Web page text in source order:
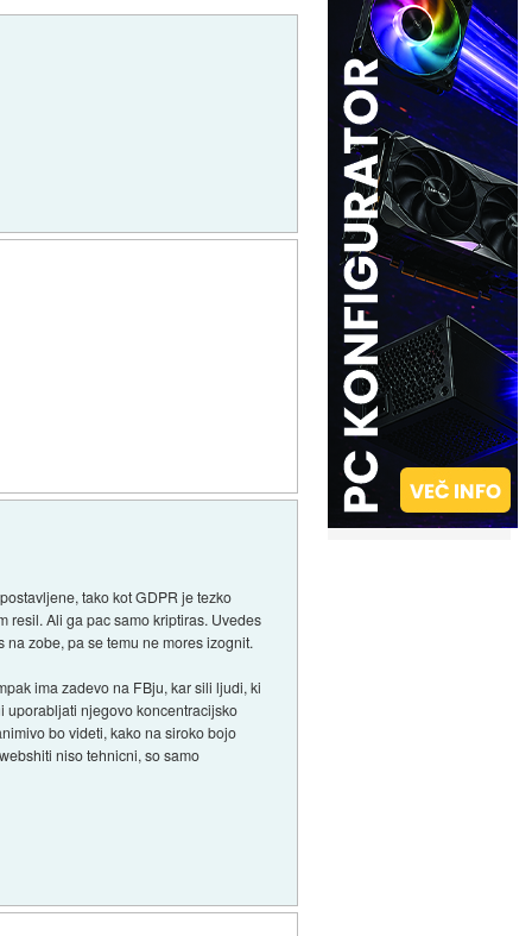
tako kot GDPR je tezko
resil. Ali ga pac samo kriptiras. Uvedes
zobe, pa se temu ne mores izognit.
ima zadevo na FBju, kar sili ljudi, ki
uporabljati njegovo koncentracijsko
bo videti, kako na siroko bojo
niso tehnicni, so samo